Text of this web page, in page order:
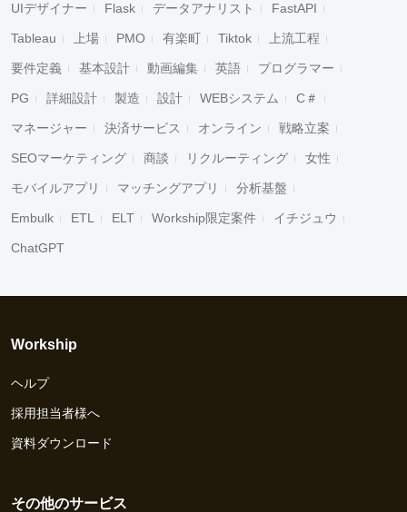
UIデザイナー Flask データアナリスト FastAPI
Tableau 上場 PMO 有楽町 Tiktok 上流工程
要件定義 基本設計 動画編集 英語 プログラマー
PG 詳細設計 製造 設計 WEBシステム C＃
マネージャー 決済サービス オンライン 戦略立案
SEOマーケティング 商談 リクルーティング 女性
モバイルアプリ マッチングアプリ 分析基盤
Embulk ETL ELT Workship限定案件 イチジュウ
ChatGPT
Workship
ヘルプ
採用担当者様へ
資料ダウンロード
その他のサービス